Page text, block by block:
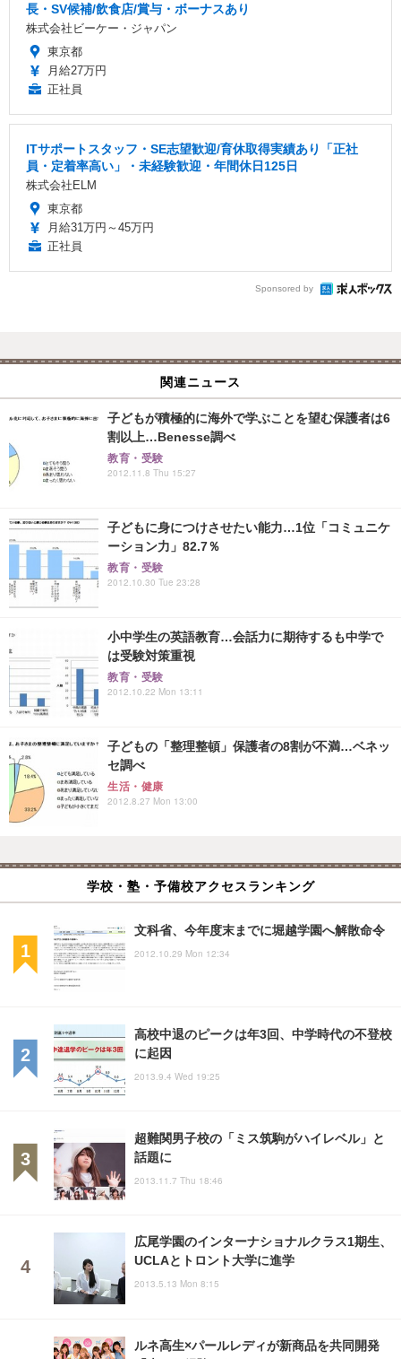
長・SV候補/飲食店/賞与・ボーナスあり
株式会社ビーケー・ジャパン
東京都
月給27万円
正社員
ITサポートスタッフ・SE志望歓迎/育休取得実績あり「正社
員・定着率高い」・未経験歓迎・年間休日125日
株式会社ELM
東京都
月給31万円～45万円
正社員
Sponsored by
関連ニュース
子どもが積極的に海外で学ぶことを望む保護者は6
割以上…Benesse調べ
教育・受験
2012.11.8 Thu 15:27
子どもに身につけさせたい能力…1位「コミュニケ
ーション力」82.7％
教育・受験
2012.10.30 Tue 23:28
小中学生の英語教育…会話力に期待するも中学で
は受験対策重視
教育・受験
2012.10.22 Mon 13:11
子どもの「整理整頓」保護者の8割が不満…ベネッ
セ調べ
生活・健康
2012.8.27 Mon 13:00
学校・塾・予備校アクセスランキング
文科省、今年度末までに堀越学園へ解散命令
2012.10.29 Mon 12:34
高校中退のピークは年3回、中学時代の不登校
に起因
2013.9.4 Wed 19:25
超難関男子校の「ミス筑駒がハイレベル」と
話題に
2013.11.7 Thu 18:46
広尾学園のインターナショナルクラス1期生、
UCLAとトロント大学に進学
2013.5.13 Mon 8:15
ルネ高生×パールレディが新商品を共同開発